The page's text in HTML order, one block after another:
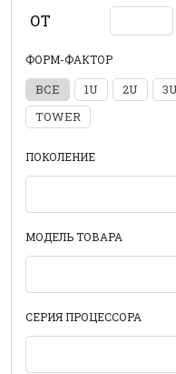
ОТ
ФОРМ-ФАКТОР
ВСЕ 1U 2U 3U
TOWER
ПОКОЛЕНИЕ
МОДЕЛЬ ТОВАРА
СЕРИЯ ПРОЦЕССОРА